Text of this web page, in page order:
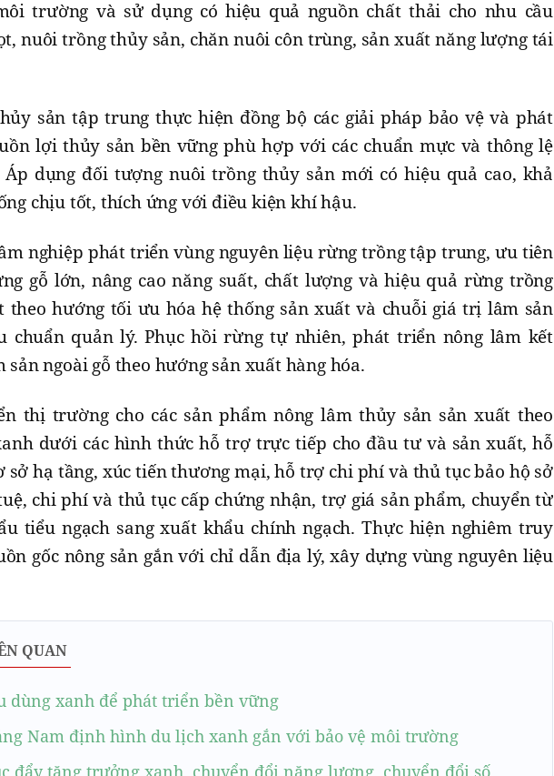
trường và sử dụng có hiệu quả nguồn chất thải cho nhu cầu
nuôi trồng thủy sản, chăn nuôi côn trùng, sản xuất năng lượng tái
sản tập trung thực hiện đồng bộ các giải pháp bảo vệ và phát
lợi thủy sản bền vững phù hợp với các chuẩn mực và thông lệ
Áp dụng đối tượng nuôi trồng thủy sản mới có hiệu quả cao, khả
chịu tốt, thích ứng với điều kiện khí hậu.
nghiệp phát triển vùng nguyên liệu rừng trồng tập trung, ưu tiên
gỗ lớn, nâng cao năng suất, chất lượng và hiệu quả rừng trồng
theo hướng tối ưu hóa hệ thống sản xuất và chuỗi giá trị lâm sản
chuẩn quản lý. Phục hồi rừng tự nhiên, phát triển nông lâm kết
sản ngoài gỗ theo hướng sản xuất hàng hóa.
thị trường cho các sản phẩm nông lâm thủy sản sản xuất theo
dưới các hình thức hỗ trợ trực tiếp cho đầu tư và sản xuất, hỗ
sở hạ tầng, xúc tiến thương mại, hỗ trợ chi phí và thủ tục bảo hộ sở
chi phí và thủ tục cấp chứng nhận, trợ giá sản phẩm, chuyển từ
tiểu ngạch sang xuất khẩu chính ngạch. Thực hiện nghiêm truy
gốc nông sản gắn với chỉ dẫn địa lý, xây dựng vùng nguyên liệu
QUAN
dùng xanh để phát triển bền vững
Nam định hình du lịch xanh gắn với bảo vệ môi trường
đẩy tăng trưởng xanh, chuyển đổi năng lượng, chuyển đổi số